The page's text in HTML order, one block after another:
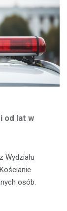
od lat w
Wydziału
osób.